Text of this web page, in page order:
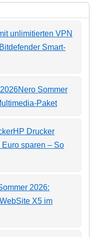
Smart-
Nero Sommer
Paket
HP Drucker
sparen – So
2026:
X5 im